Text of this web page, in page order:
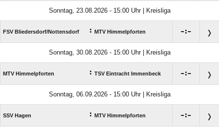
Sonntag, 23.08.2026 - 15:00 Uhr | Kreisliga
FSV Bliedersdorf/​Nottensdorf : MTV Himmelpforten :
Sonntag, 30.08.2026 - 15:00 Uhr | Kreisliga
MTV Himmelpforten : TSV Eintracht Immenbeck :
Sonntag, 06.09.2026 - 15:00 Uhr | Kreisliga
SSV Hagen : MTV Himmelpforten :